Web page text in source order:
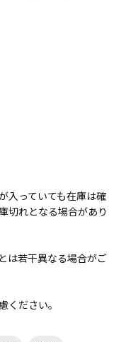
入っていても在庫は確
切れとなる場合があり
は若干異なる場合がご
ください。